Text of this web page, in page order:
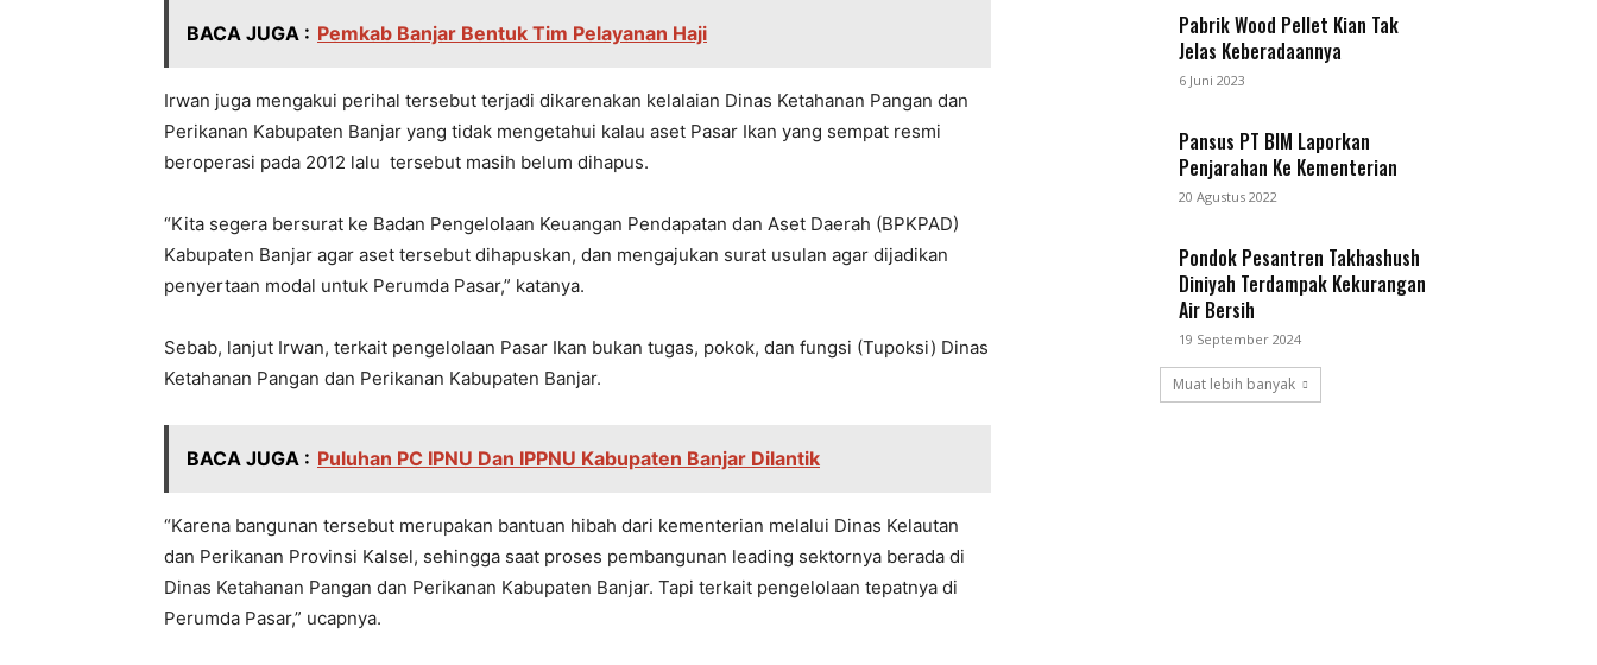
BACA JUGA : Pemkab Banjar Bentuk Tim Pelayanan Haji
Irwan juga mengakui perihal tersebut terjadi dikarenakan kelalaian Dinas Ketahanan Pangan dan
Perikanan Kabupaten Banjar yang tidak mengetahui kalau aset Pasar Ikan yang sempat resmi
beroperasi pada 2012 lalu tersebut masih belum dihapus.
“Kita segera bersurat ke Badan Pengelolaan Keuangan Pendapatan dan Aset Daerah (BPKPAD)
Kabupaten Banjar agar aset tersebut dihapuskan, dan mengajukan surat usulan agar dijadikan
penyertaan modal untuk Perumda Pasar,” katanya.
Sebab, lanjut Irwan, terkait pengelolaan Pasar Ikan bukan tugas, pokok, dan fungsi (Tupoksi) Dinas
Ketahanan Pangan dan Perikanan Kabupaten Banjar.
BACA JUGA : Puluhan PC IPNU Dan IPPNU Kabupaten Banjar Dilantik
“Karena bangunan tersebut merupakan bantuan hibah dari kementerian melalui Dinas Kelautan
dan Perikanan Provinsi Kalsel, sehingga saat proses pembangunan leading sektornya berada di
Dinas Ketahanan Pangan dan Perikanan Kabupaten Banjar. Tapi terkait pengelolaan tepatnya di
Perumda Pasar,” ucapnya.
Pabrik Wood Pellet Kian Tak
Jelas Keberadaannya
6 Juni 2023
Pansus PT BIM Laporkan
Penjarahan Ke Kementerian
20 Agustus 2022
Pondok Pesantren Takhashush
Diniyah Terdampak Kekurangan
Air Bersih
19 September 2024
Muat lebih banyak